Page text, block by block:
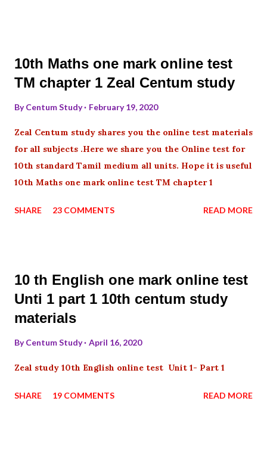
10th Maths one mark online test
TM chapter 1 Zeal Centum study
ByCentum Study February 19, 2020
Zeal Centum study shares you the online test materials
for all subjects .Here we share you the Online test for
10th standard Tamil medium all units. Hope it is useful
10th Maths one mark online test TM chapter 1
SHARE 23 COMMENTS READ MORE
10 th English one mark online test
Unti 1 part 1 10th centum study
materials
ByCentum Study April 16, 2020
Zeal study 10th English online test Unit 1- Part 1
SHARE 19 COMMENTS READ MORE